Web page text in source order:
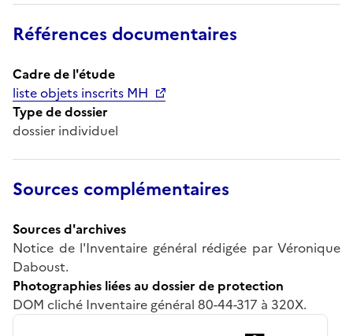
Références documentaires
Cadre de l'étude
liste objets inscrits MH
Type de dossier
dossier individuel
Sources complémentaires
Sources d'archives
Notice de l'Inventaire général rédigée par Véronique
Daboust.
Photographies liées au dossier de protection
DOM cliché Inventaire général 80-44-317 à 320X.